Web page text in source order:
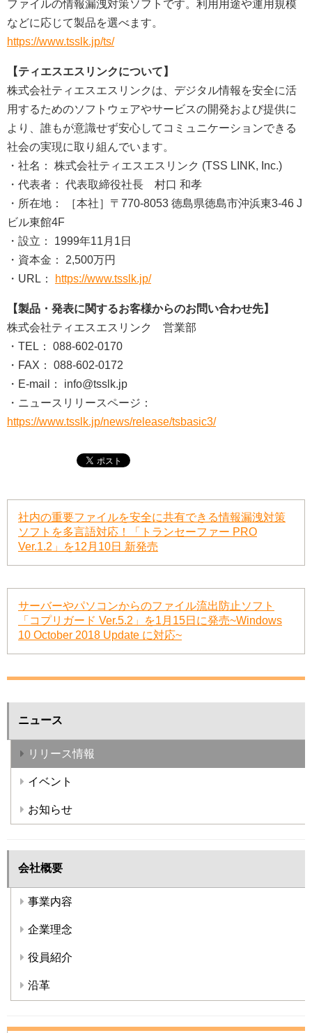
ファイルの情報漏洩対策ソフトです。利用用途や運用規模
などに応じて製品を選べます。
https://www.tsslk.jp/ts/
【ティエスエスリンクについて】
株式会社ティエスエスリンクは、デジタル情報を安全に活
用するためのソフトウェアやサービスの開発および提供に
より、誰もが意識せず安心してコミュニケーションできる
社会の実現に取り組んでいます。
・社名： 株式会社ティエスエスリンク (TSS LINK, Inc.)
・代表者： 代表取締役社長 村口 和孝
・所在地： ［本社］〒770-8053 徳島県徳島市沖浜東3-46 J
ビル東館4F
・設立： 1999年11月1日
・資本金： 2,500万円
・URL：
https://www.tsslk.jp/
【製品・発表に関するお客様からのお問い合わせ先】
株式会社ティエスエスリンク 営業部
・TEL： 088-602-0170
・FAX： 088-602-0172
・E-mail： info@tsslk.jp
・ニュースリリースページ：
https://www.tsslk.jp/news/release/tsbasic3/
社内の重要ファイルを安全に共有できる情報漏洩対策
ソフトを多言語対応！「トランセーファー PRO
Ver.1.2」を12月10日 新発売
サーバーやパソコンからのファイル流出防止ソフト
「コプリガード Ver.5.2」を1月15日に発売~Windows
10 October 2018 Update に対応~
ニュース
リリース情報
イベント
お知らせ
会社概要
事業内容
企業理念
役員紹介
沿革